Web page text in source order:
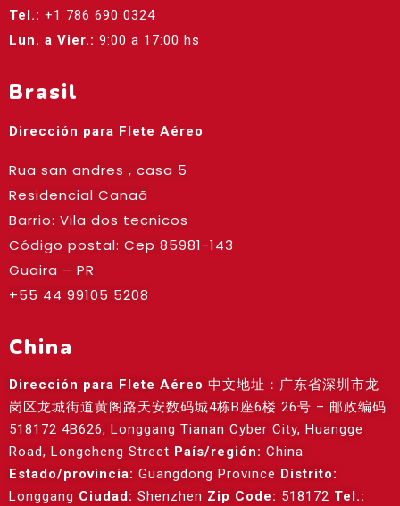
Tel.: +1 786 690 0324
Lun. a Vier.: 9:00 a 17:00 hs
Brasil
Dirección para Flete Aéreo
Rua san andres , casa 5
Residencial Canaã
Barrio: Vila dos tecnicos
Código postal: Cep 85981-143
Guaira – PR
+55 44 99105 5208
China
Dirección para Flete Aéreo 中文地址：广东省深圳市龙
岗区龙城街道黄阁路天安数码城4栋B座6楼 26号 – 邮政编码
518172 4B626, Longgang Tianan Cyber City, Huangge
Road, Longcheng Street País/región: China
Estado/provincia: Guangdong Province Distrito:
Longgang Ciudad: Shenzhen Zip Code: 518172 Tel.: